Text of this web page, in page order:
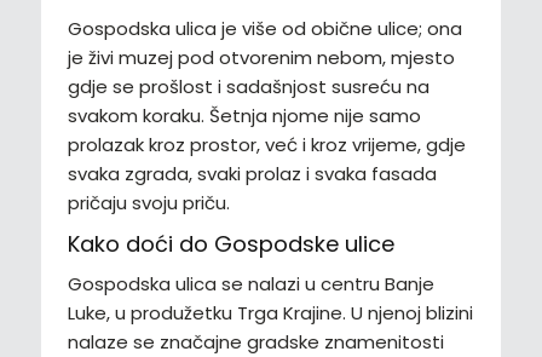
Gospodska ulica je više od obične ulice; ona
je živi muzej pod otvorenim nebom, mjesto
gdje se prošlost i sadašnjost susreću na
svakom koraku. Šetnja njome nije samo
prolazak kroz prostor, već i kroz vrijeme, gdje
svaka zgrada, svaki prolaz i svaka fasada
pričaju svoju priču.
Kako doći do Gospodske ulice
Gospodska ulica se nalazi u centru Banje
Luke, u produžetku Trga Krajine. U njenoj blizini
nalaze se značajne gradske znamenitosti